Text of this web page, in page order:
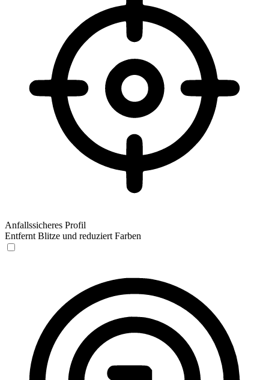
Anfallssicheres Profil
Entfernt Blitze und reduziert Farben